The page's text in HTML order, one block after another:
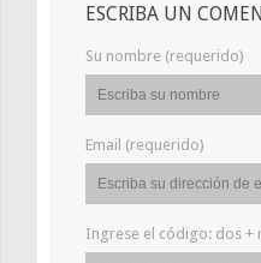
ESCRIBA UN
Su nombre (requerido)
Email (requerido)
Ingrese el código: dos +